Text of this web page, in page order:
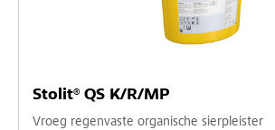
Stolit® QS K/R/MP
Vroeg regenvaste organische sierpleister